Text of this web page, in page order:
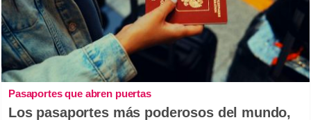
Pasaportes que abren puertas
Los pasaportes más poderosos del mundo,